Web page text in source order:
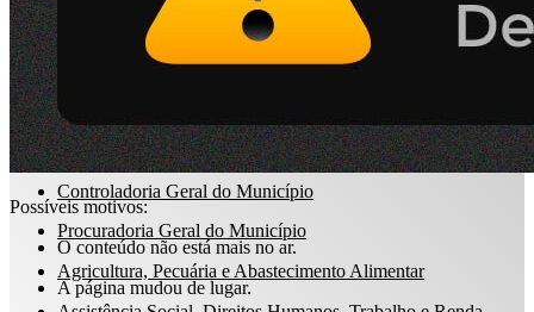
Feriados e Pontos Facultativos
Estrutura Administrativa
Competências
Prefeitura Municipal
Controladoria Geral do Município
Procuradoria Geral do Município
Agricultura, Pecuária e Abastecimento Alimentar
Possíveis motivos:
O conteúdo não está mais no ar.
A página mudou de lugar.